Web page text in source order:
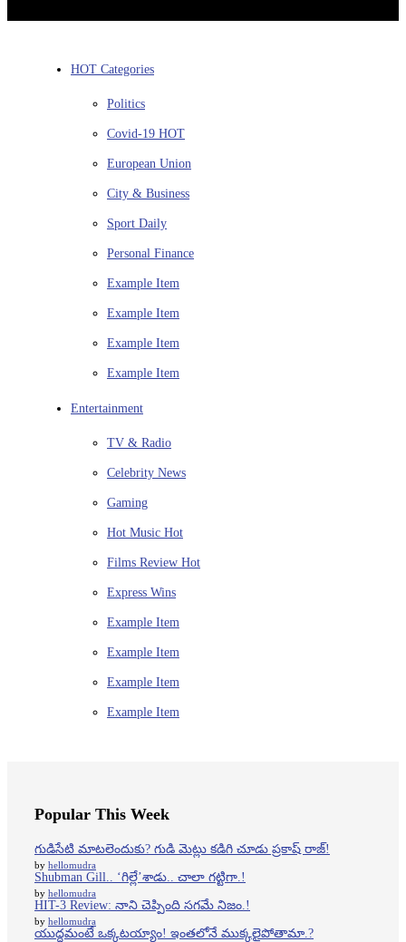
HOT Categories
Politics
Covid-19 HOT
European Union
City & Business
Sport Daily
Personal Finance
Example Item
Example Item
Example Item
Example Item
Entertainment
TV & Radio
Celebrity News
Gaming
Hot Music Hot
Films Review Hot
Express Wins
Example Item
Example Item
Example Item
Example Item
Popular This Week
గుడిసేటి మాటలెందుకు? గుడి మెట్లు కడిగి చూడు ప్రకాష్ రాజ్!
by hellomudra
Shubman Gill.. ‘గిల్లే’శాడు.. చాలా గట్టిగా.!
by hellomudra
HIT-3 Review: నాని చెప్పింది సగమే నిజం.!
by hellomudra
యుద్ధమంటే ఒక్కటయ్యాం! ఇంతలోనే ముక్కలైపోతామా.?